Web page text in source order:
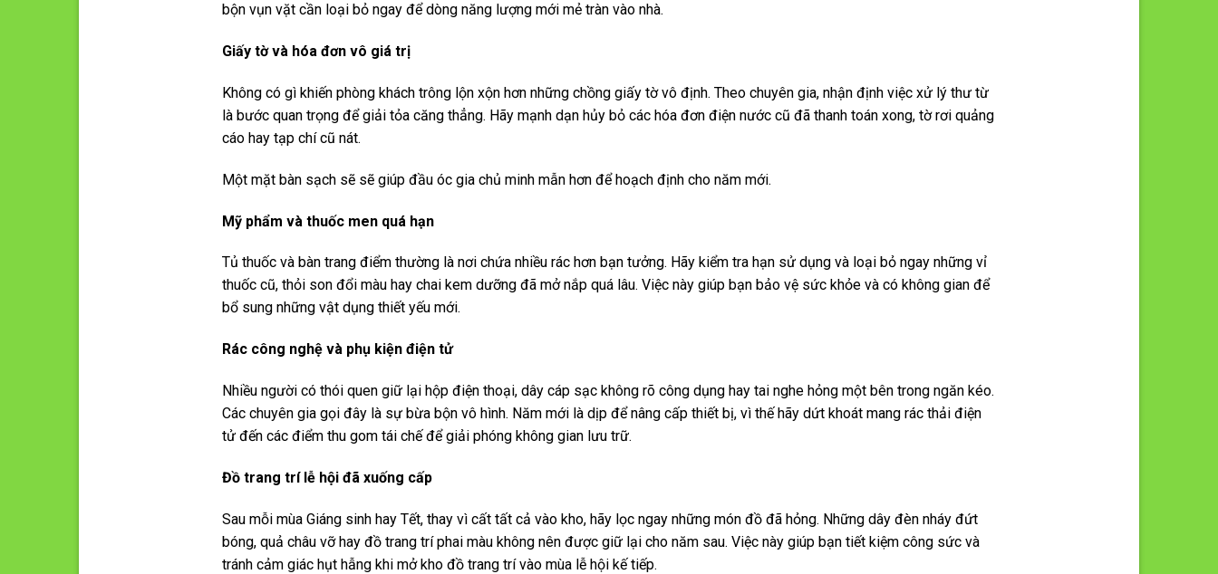
bộn vụn vặt cần loại bỏ ngay để dòng năng lượng mới mẻ tràn vào nhà.
Giấy tờ và hóa đơn vô giá trị
Không có gì khiến phòng khách trông lộn xộn hơn những chồng giấy tờ vô định. Theo chuyên gia, nhận định việc xử lý thư từ
là bước quan trọng để giải tỏa căng thẳng. Hãy mạnh dạn hủy bỏ các hóa đơn điện nước cũ đã thanh toán xong, tờ rơi quảng
cáo hay tạp chí cũ nát.
Một mặt bàn sạch sẽ sẽ giúp đầu óc gia chủ minh mẫn hơn để hoạch định cho năm mới.
Mỹ phẩm và thuốc men quá hạn
Tủ thuốc và bàn trang điểm thường là nơi chứa nhiều rác hơn bạn tưởng. Hãy kiểm tra hạn sử dụng và loại bỏ ngay những vỉ
thuốc cũ, thỏi son đổi màu hay chai kem dưỡng đã mở nắp quá lâu. Việc này giúp bạn bảo vệ sức khỏe và có không gian để
bổ sung những vật dụng thiết yếu mới.
Rác công nghệ và phụ kiện điện tử
Nhiều người có thói quen giữ lại hộp điện thoại, dây cáp sạc không rõ công dụng hay tai nghe hỏng một bên trong ngăn kéo.
Các chuyên gia gọi đây là sự bừa bộn vô hình. Năm mới là dịp để nâng cấp thiết bị, vì thế hãy dứt khoát mang rác thải điện
tử đến các điểm thu gom tái chế để giải phóng không gian lưu trữ.
Đồ trang trí lễ hội đã xuống cấp
Sau mỗi mùa Giáng sinh hay Tết, thay vì cất tất cả vào kho, hãy lọc ngay những món đồ đã hỏng. Những dây đèn nháy đứt
bóng, quả châu vỡ hay đồ trang trí phai màu không nên được giữ lại cho năm sau. Việc này giúp bạn tiết kiệm công sức và
tránh cảm giác hụt hẫng khi mở kho đồ trang trí vào mùa lễ hội kế tiếp.